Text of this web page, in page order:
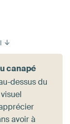
canapé
dessus du
avoir à